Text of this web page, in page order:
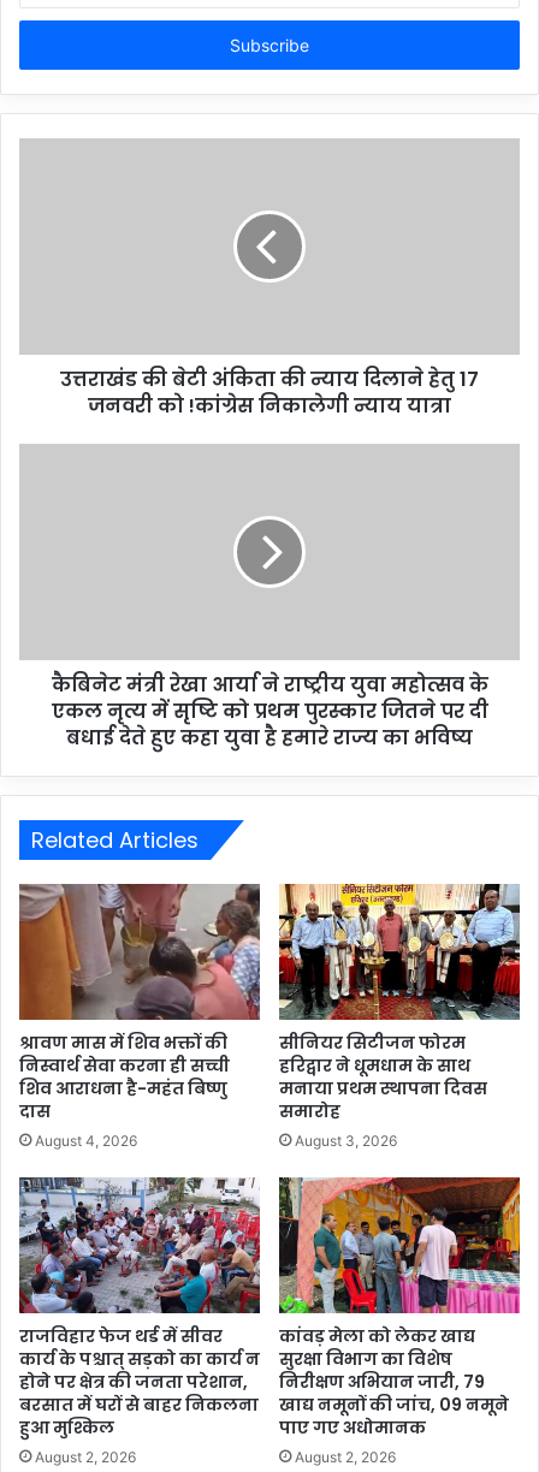
Email
उत्तराखंड की बेटी अंकिता की न्याय दिलाने हेतु 17
जनवरी को !कांग्रेस निकालेगी न्याय यात्रा
कैबिनेट मंत्री रेखा आर्या ने राष्ट्रीय युवा महोत्सव के
एकल नृत्य में सृष्टि को प्रथम पुरस्कार जितने पर दी
बधाई देते हुए कहा युवा है हमारे राज्य का भविष्य
Related Articles
श्रावण मास में शिव भक्तों की
निस्वार्थ सेवा करना ही सच्ची
शिव आराधना है-महंत बिष्णु
दास
August 4, 2026
सीनियर सिटीजन फोरम
हरिद्वार ने धूमधाम के साथ
मनाया प्रथम स्थापना दिवस
समारोह
August 3, 2026
राजविहार फेज थर्ड में सीवर
कार्य के पश्चात् सड़को का कार्य न
होने पर क्षेत्र की जनता परेशान,
बरसात में घरों से बाहर निकलना
हुआ मुश्किल
August 2, 2026
कांवड़ मेला को लेकर खाद्य
सुरक्षा विभाग का विशेष
निरीक्षण अभियान जारी, 79
खाद्य नमूनों की जांच, 09 नमूने
पाए गए अधोमानक
August 2, 2026